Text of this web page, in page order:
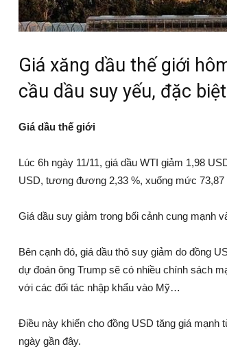
Giá xăng dầu thế giới
cầu dầu suy yếu, đặc
Giá dầu thế giới
Lúc 6h ngày 11/11, giá dầu WTI giảm 1,98
USD, tương đương 2,33 %, xuống mức 73,87
Giá dầu suy giảm trong bối cảnh cung mạnh
Bên cạnh đó, giá dầu thô suy giảm do đồng
dự đoán ông Trump sẽ có nhiều chính sách
với các đối tác nhập khẩu vào Mỹ…
Điều này khiến cho đồng USD tăng giá
ngày gần đây.